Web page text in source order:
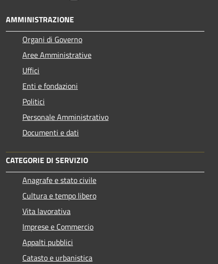
AMMINISTRAZIONE
Organi di Governo
Aree Amministrative
Uffici
Enti e fondazioni
Politici
Personale Amministrativo
Documenti e dati
CATEGORIE DI SERVIZIO
Anagrafe e stato civile
Cultura e tempo libero
Vita lavorativa
Imprese e Commercio
Appalti pubblici
Catasto e urbanistica